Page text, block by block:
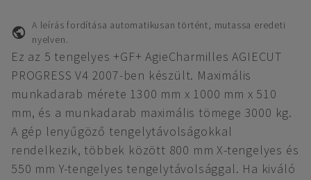
A leírás fordítása automatikusan történt, mutassa eredeti
nyelven.
Ez az 5 tengelyes +GF+ AgieCharmilles AGIECUT
PROGRESS V4 2007-ben készült. Maximális
munkadarab mérete 1300 mm x 1000 mm x 510
mm, és a munkadarab maximális tömege 3000 kg.
A gép lenyűgöző tengelytávolságokkal
rendelkezik, többek között 800 mm X-tengelyes és
550 mm Y-tengelyes tengelytávolsággal. Ha kiváló